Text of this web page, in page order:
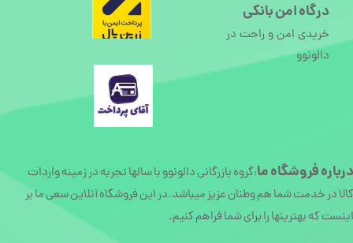
دربارهفروشگاه ما:گروه بازرگانی دالونوو با سالها تجربه در زمینه واردات
کالا در خدمت شما هم وطنان عزیز میباشد.در این فروشگاه آنلاین سعی ما بر
اینست که بهترینها را برای شما فراهم کنیم.
درگاه امن بانکی
خریدی امن و راحت در
دالونوو